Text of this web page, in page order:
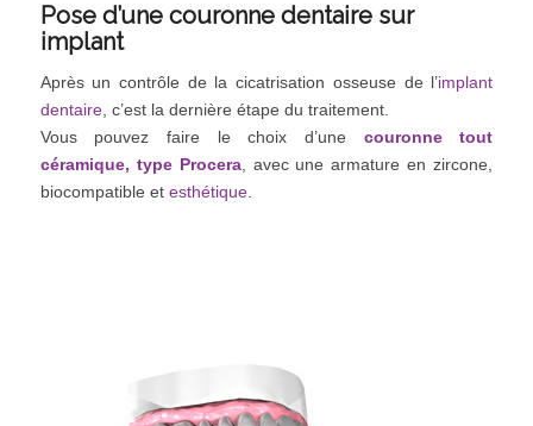
Pose d’une couronne dentaire sur
implant
Après un contrôle de la cicatrisation osseuse de l’implant
dentaire, c’est la dernière étape du traitement.
Vous pouvez faire le choix d’une couronne tout
céramique, type Procera, avec une armature en zircone,
biocompatible et esthétique.